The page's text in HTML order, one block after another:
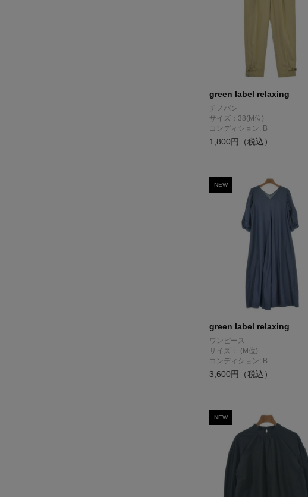
green label relaxing
チノパン
サイズ：38(M位)
コンディション: B
1,800円（税込）
NEW
green label relaxing
ワンピース
サイズ：-(M位)
コンディション: B
3,600円（税込）
NEW